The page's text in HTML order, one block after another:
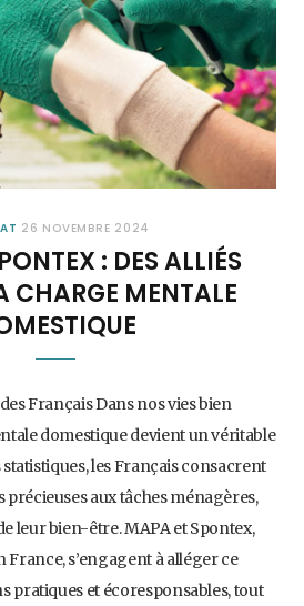
26 NOVEMBRE 2024
: DES ALLIÉS
CHARGE MENTALE
Français Dans nos vies bien
domestique devient un véritable
statistiques, les Français consacrent
précieuses aux tâches ménagères,
leur bien-être. MAPA et Spontex,
s’engagent à alléger ce
pratiques et écoresponsables, tout